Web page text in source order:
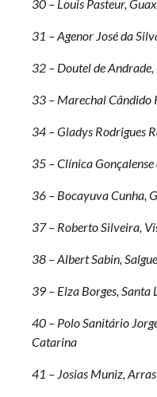
30 – Louis Pasteur,
31 – Agenor José da
32 – Doutel de
33 – Marechal Cândido
34 – Gladys Rodrigues
35 – Clínica
36 – Bocayuva Cunha,
37 – Roberto Silveira,
38 – Albert Sabin,
39 – Elza Borges, Santa
40 – Polo Sanitário
Catarina
41 – Josias Muniz,